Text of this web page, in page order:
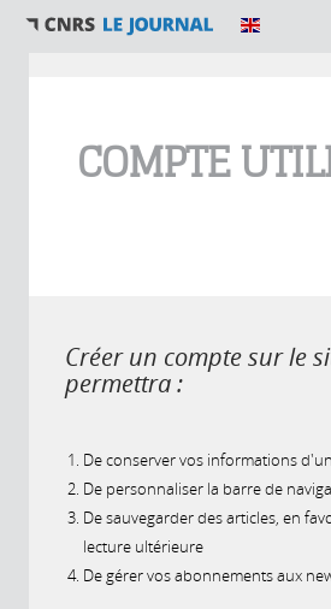
COMPTE
Créer un compte sur le
permettra :
De conserver vos informations
De personnaliser la barre de
De sauvegarder des articles, en
lecture ultérieure
De gérer vos abonnements aux